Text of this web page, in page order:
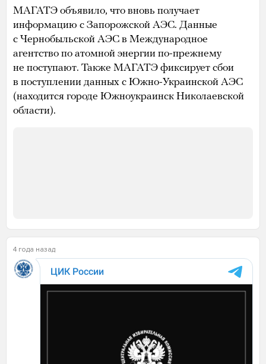
МАГАТЭ объявило, что вновь получает
информацию с Запорожской АЭС. Данные
с Чернобыльской АЭС в Международное
агентство по атомной энергии по-прежнему
не поступают. Также МАГАТЭ фиксирует сбои
в поступлении данных с Южно-Украинской АЭС
(находится городе Южноукраинск Николаевской
области).
4 года назад